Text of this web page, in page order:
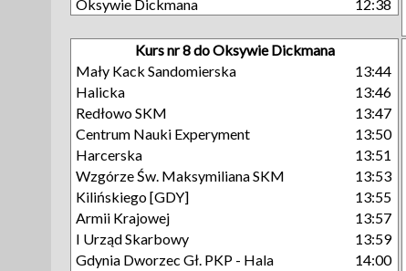
Oksywie Dickmana
12:38
Kurs nr 8 do Oksywie Dickmana
Mały Kack Sandomierska
13:44
Halicka
13:46
Redłowo SKM
13:47
Centrum Nauki Experyment
13:50
Harcerska
13:51
Wzgórze Św. Maksymiliana SKM
13:53
Kilińskiego [GDY]
13:55
Armii Krajowej
13:57
I Urząd Skarbowy
13:59
Gdynia Dworzec Gł. PKP - Hala
14:00